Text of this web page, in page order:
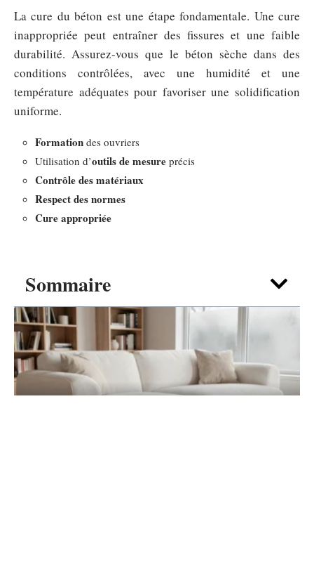
Sommaire
La cure du béton est une étape fondamentale. Une cure
inappropriée peut entraîner des fissures et une faible
durabilité. Assurez-vous que le béton sèche dans des
conditions contrôlées, avec une humidité et une
température adéquates pour favoriser une solidification
uniforme.
Formation des ouvriers
Utilisation d’outils de mesure précis
Contrôle des matériaux
Respect des normes
Cure appropriée